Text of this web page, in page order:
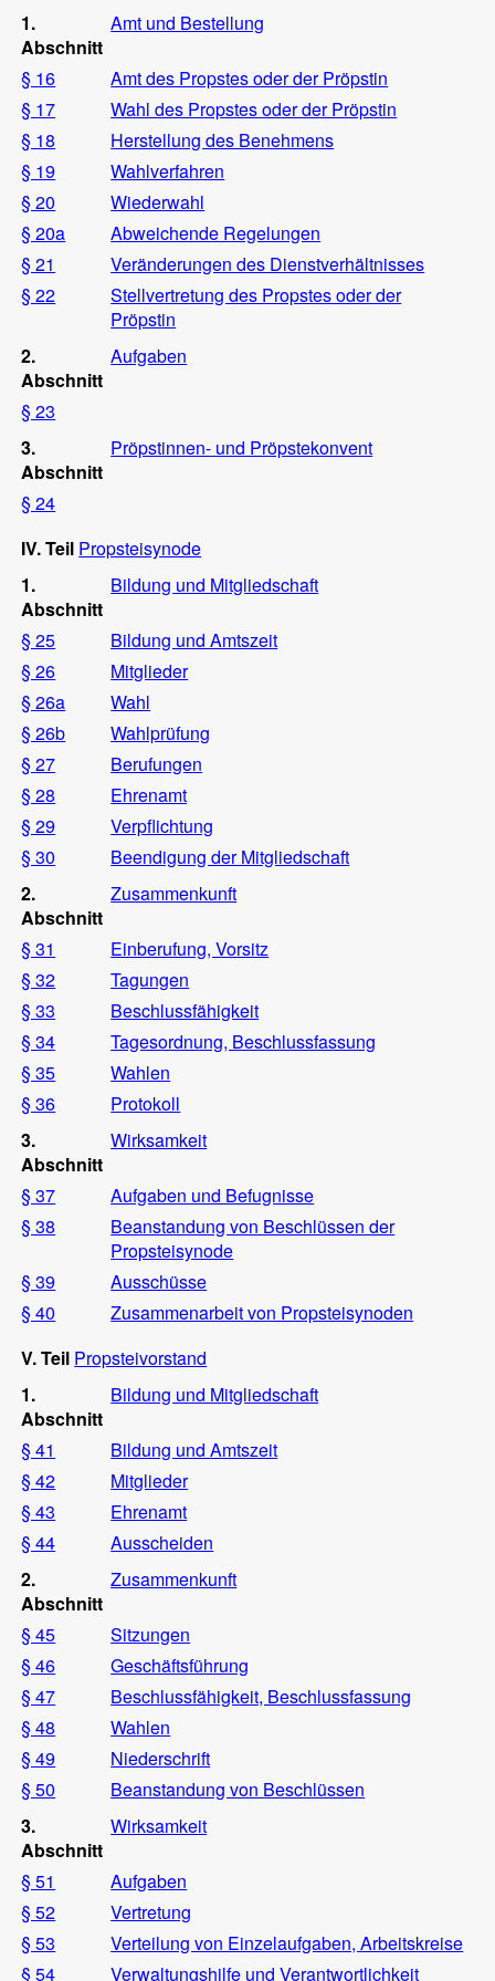
1.
Abschnitt
Amt und Bestellung
§ 16
Amt des Propstes oder der Pröpstin
§ 17
Wahl des Propstes oder der Pröpstin
§ 18
Herstellung des Benehmens
§ 19
Wahlverfahren
§ 20
Wiederwahl
§ 20a
Abweichende Regelungen
§ 21
Veränderungen des Dienstverhältnisses
§ 22
Stellvertretung des Propstes oder der
Pröpstin
2.
Abschnitt
Aufgaben
§ 23
3.
Abschnitt
Pröpstinnen- und Pröpstekonvent
§ 24
IV. Teil Propsteisynode
1.
Abschnitt
Bildung und Mitgliedschaft
§ 25
Bildung und Amtszeit
§ 26
Mitglieder
§ 26a
Wahl
§ 26b
Wahlprüfung
§ 27
Berufungen
§ 28
Ehrenamt
§ 29
Verpflichtung
§ 30
Beendigung der Mitgliedschaft
2.
Abschnitt
Zusammenkunft
§ 31
Einberufung, Vorsitz
§ 32
Tagungen
§ 33
Beschlussfähigkeit
§ 34
Tagesordnung, Beschlussfassung
§ 35
Wahlen
§ 36
Protokoll
3.
Abschnitt
Wirksamkeit
§ 37
Aufgaben und Befugnisse
§ 38
Beanstandung von Beschlüssen der
Propsteisynode
§ 39
Ausschüsse
§ 40
Zusammenarbeit von Propsteisynoden
V. Teil Propsteivorstand
1.
Abschnitt
Bildung und Mitgliedschaft
§ 41
Bildung und Amtszeit
§ 42
Mitglieder
§ 43
Ehrenamt
§ 44
Ausscheiden
2.
Abschnitt
Zusammenkunft
§ 45
Sitzungen
§ 46
Geschäftsführung
§ 47
Beschlussfähigkeit, Beschlussfassung
§ 48
Wahlen
§ 49
Niederschrift
§ 50
Beanstandung von Beschlüssen
3.
Abschnitt
Wirksamkeit
§ 51
Aufgaben
§ 52
Vertretung
§ 53
Verteilung von Einzelaufgaben, Arbeitskreise
§ 54
Verwaltungshilfe und Verantwortlichkeit